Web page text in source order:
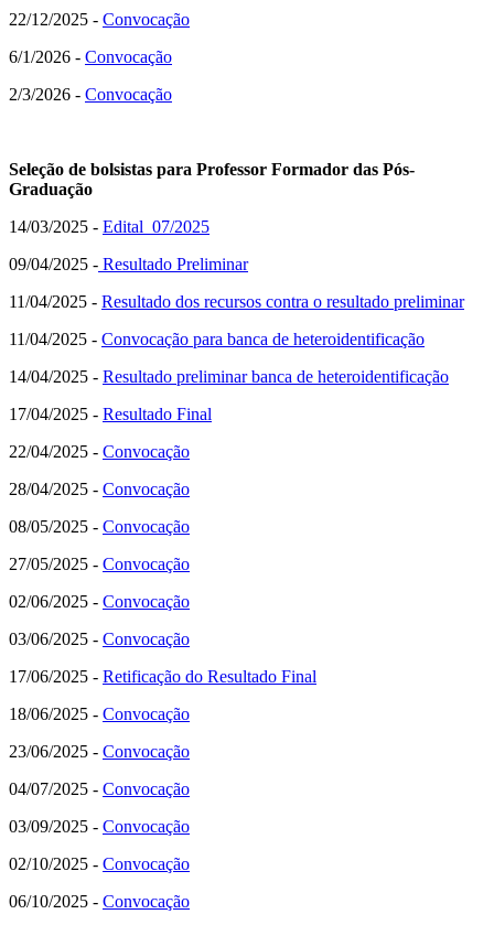
22/12/2025 - Convocação
6/1/2026 - Convocação
2/3/2026 - Convocação
Seleção de bolsistas para Professor Formador das Pós-
Graduação
14/03/2025 - Edital 07/2025
09/04/2025 - Resultado Preliminar
11/04/2025 - Resultado dos recursos contra o resultado preliminar
11/04/2025 - Convocação para banca de heteroidentificação
14/04/2025 - Resultado preliminar banca de heteroidentificação
17/04/2025 - Resultado Final
22/04/2025 - Convocação
28/04/2025 - Convocação
08/05/2025 - Convocação
27/05/2025 - Convocação
02/06/2025 - Convocação
03/06/2025 - Convocação
17/06/2025 - Retificação do Resultado Final
18/06/2025 - Convocação
23/06/2025 - Convocação
04/07/2025 - Convocação
03/09/2025 - Convocação
02/10/2025 - Convocação
06/10/2025 - Convocação